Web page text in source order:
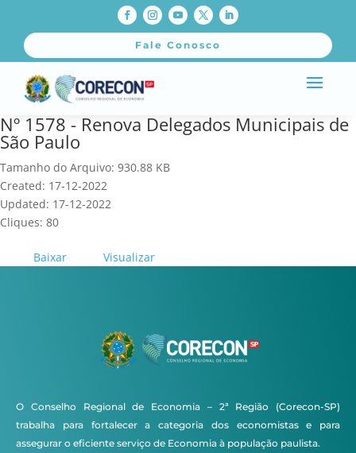
Fale Conosco
Nº 1578 - Renova Delegados Municipais de
São Paulo
Tamanho do Arquivo: 930.88 KB
Created: 17-12-2022
Updated: 17-12-2022
Cliques: 80
Baixar Visualizar
O Conselho Regional de Economia – 2ª Região (Corecon-SP)
trabalha para fortalecer a categoria dos economistas e para
assegurar o eficiente serviço de Economia à população paulista.